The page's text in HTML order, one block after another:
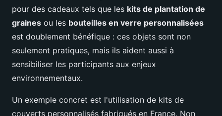
pour des cadeaux tels que les kits de plantation de
graines ou les bouteilles en verre personnalisées
est doublement bénéfique : ces objets sont non
seulement pratiques, mais ils aident aussi à
sensibiliser les participants aux enjeux
environnementaux.
Un exemple concret est l'utilisation de kits de
couverts personnalisés fabriqués en France. Non